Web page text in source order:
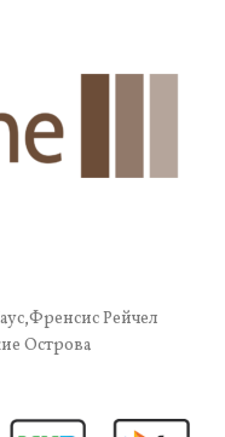
Рейчел
Острова